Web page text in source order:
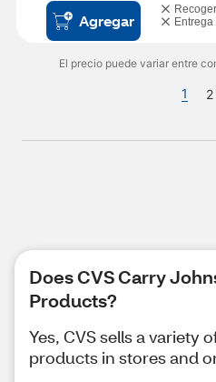
Agregar
El precio puede variar entre
1 2
Does CVS Carry
Products?
Yes, CVS sells a variety
products in stores and